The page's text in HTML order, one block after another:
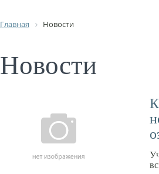
Главная Новости
Новости